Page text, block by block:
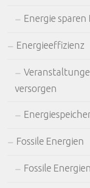
Energie sparen
Energieeffizienz
versorgen
Fossile Energien
Fossile